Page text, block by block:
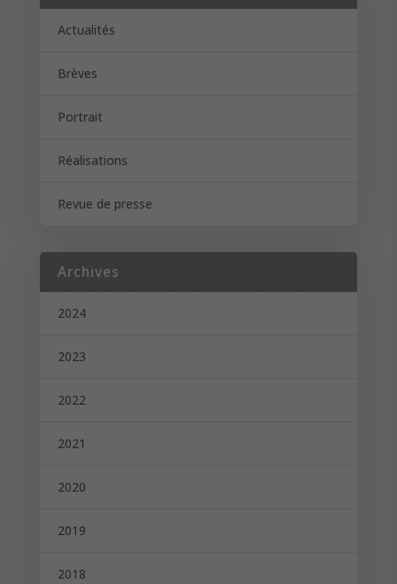
Actualités
Brèves
Portrait
Réalisations
Revue de presse
Archives
2024
2023
2022
2021
2020
2019
2018